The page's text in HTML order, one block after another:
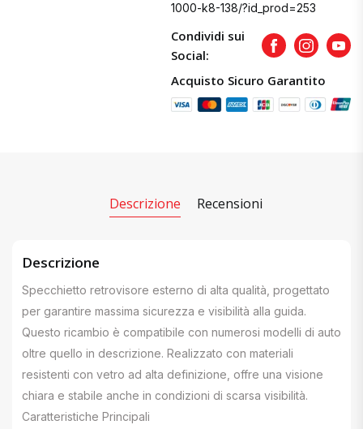
1000-k8-138/?id_prod=253
Condividi sui
Social:
FacebookInstagram
Acquisto Sicuro Garantito
Descrizione Recensioni
Descrizione
Specchietto retrovisore esterno di alta qualità, progettato
per garantire massima sicurezza e visibilità alla guida.
Questo ricambio è compatibile con numerosi modelli di auto
oltre quello in descrizione. Realizzato con materiali
resistenti con vetro ad alta definizione, offre una visione
chiara e stabile anche in condizioni di scarsa visibilità.
Caratteristiche Principali